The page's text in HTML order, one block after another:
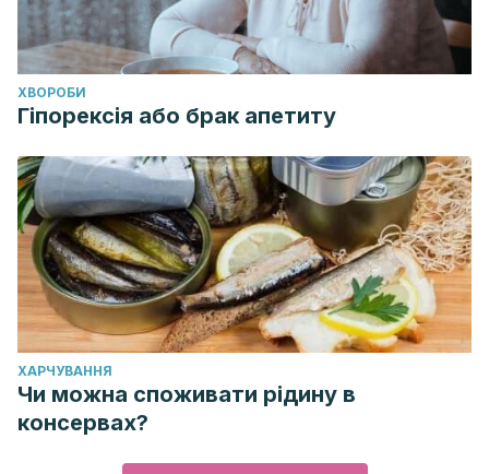
ХВОРОБИ
Гіпорексія або брак апетиту
ХАРЧУВАННЯ
Чи можна споживати рідину в
консервах?